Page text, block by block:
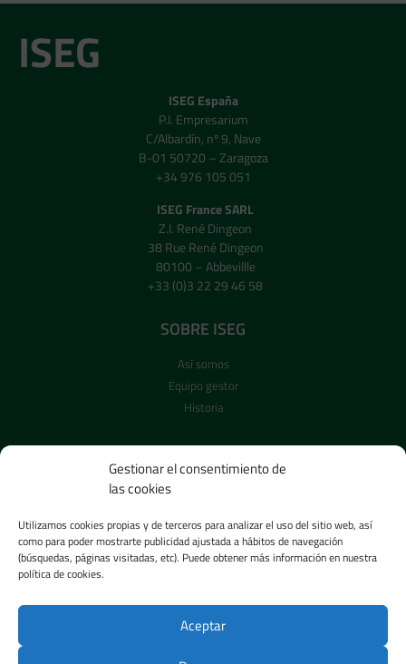
Gestionar el consentimiento de
las cookies
Utilizamos cookies propias y de terceros para analizar el uso del sitio web, así
como para poder mostrarte publicidad ajustada a hábitos de navegación
(búsquedas, páginas visitadas, etc). Puede obtener más información en nuestra
política de cookies.
Aceptar
ISEG
ISEG España
P.I. Empresarium
C/Albardín, nº 9, Nave
B-01 50720 – Zaragoza
+34 976 105 051
ISEG France SARL
Z.I. René Dingeon
38 Rue René Dingeon
80100 – Abbevillle
+33 (0)3 22 29 46 58
SOBRE ISEG
Así somos
Equipo gestor
Historia
CARRERA PROFESIONAL
Reclutamiento
SALA DE PRENSA
Imágenes
Vídeos